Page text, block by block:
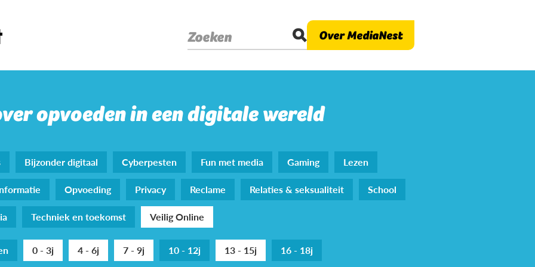
Zoeken Over MediaNest
opvoeden in een digitale wereld
Bijzonder digitaal Cyberpesten Fun met media Gaming
Lezen
Opvoeding Privacy Reclame Relaties & seksualiteit
School
Techniek en toekomst Veilig Online
0 - 3j 4 - 6j 7 - 9j 10 - 12j 13 - 15j 16 - 18j